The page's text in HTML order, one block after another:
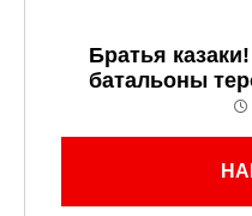
Братья
батальоны